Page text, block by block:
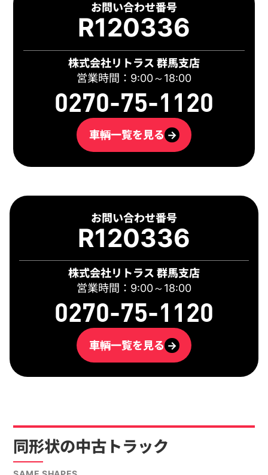
お問い合わせ番号
R120336
株式会社リトラス 群馬支店
営業時間：9:00～18:00
0270-75-1120
車輌一覧を見る →
お問い合わせ番号
R120336
株式会社リトラス 群馬支店
営業時間：9:00～18:00
0270-75-1120
車輌一覧を見る →
同形状の中古トラック